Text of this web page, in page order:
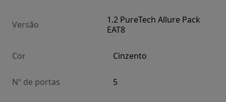
Versão
1.2 PureTech Allure Pack
EAT8
Cor Cinzento
Nº de portas 5